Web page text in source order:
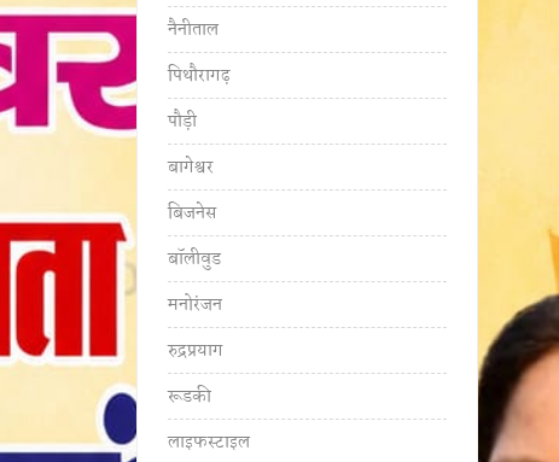
नैनीताल
पिथौरागढ़
पौड़ी
बागेश्वर
बिजनेस
बॉलीवुड
मनोरंजन
रुद्रप्रयाग
रूडकी
लाइफस्टाइल